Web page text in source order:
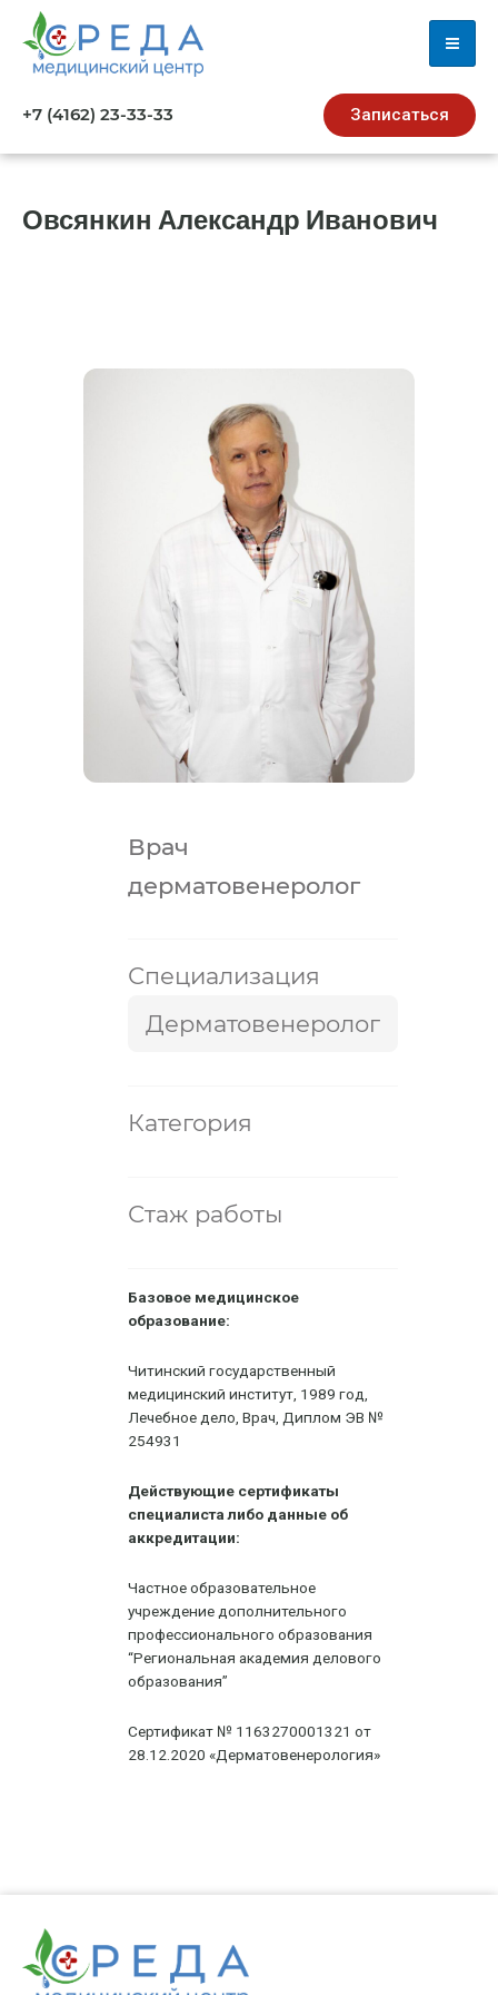
Записаться
+7 (4162) 23-33-33
Овсянкин Александр Иванович
Врач
дерматовенеролог
Специализация
Дерматовенеролог
Категория
Стаж работы
Базовое медицинское
образование:
Читинский государственный
медицинский институт, 1989 год,
Лечебное дело, Врач, Диплом ЭВ №
254931
Действующие сертификаты
специалиста либо данные об
аккредитации:
Частное образовательное
учреждение дополнительного
профессионального образования
“Региональная академия делового
образования”
Сертификат № 1163270001321 от
28.12.2020 «Дерматовенерология»